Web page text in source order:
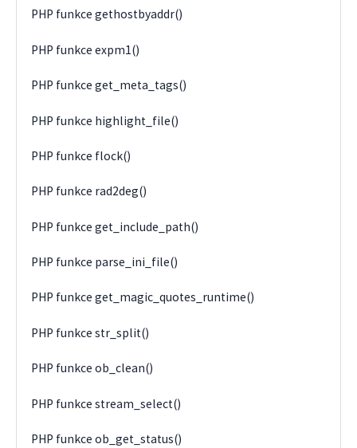
PHP funkce gethostbyaddr()
PHP funkce expm1()
PHP funkce get_meta_tags()
PHP funkce highlight_file()
PHP funkce flock()
PHP funkce rad2deg()
PHP funkce get_include_path()
PHP funkce parse_ini_file()
PHP funkce get_magic_quotes_runtime()
PHP funkce str_split()
PHP funkce ob_clean()
PHP funkce stream_select()
PHP funkce ob_get_status()